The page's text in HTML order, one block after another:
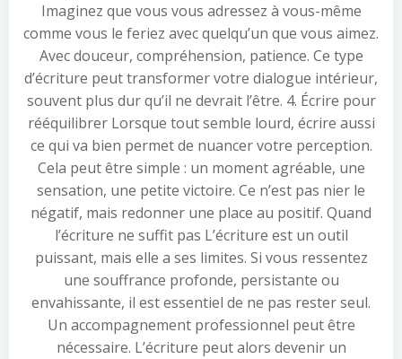
Imaginez que vous vous adressez à vous-même
comme vous le feriez avec quelqu’un que vous aimez.
Avec douceur, compréhension, patience. Ce type
d’écriture peut transformer votre dialogue intérieur,
souvent plus dur qu’il ne devrait l’être. 4. Écrire pour
rééquilibrer Lorsque tout semble lourd, écrire aussi
ce qui va bien permet de nuancer votre perception.
Cela peut être simple : un moment agréable, une
sensation, une petite victoire. Ce n’est pas nier le
négatif, mais redonner une place au positif. Quand
l’écriture ne suffit pas L’écriture est un outil
puissant, mais elle a ses limites. Si vous ressentez
une souffrance profonde, persistante ou
envahissante, il est essentiel de ne pas rester seul.
Un accompagnement professionnel peut être
nécessaire. L’écriture peut alors devenir un